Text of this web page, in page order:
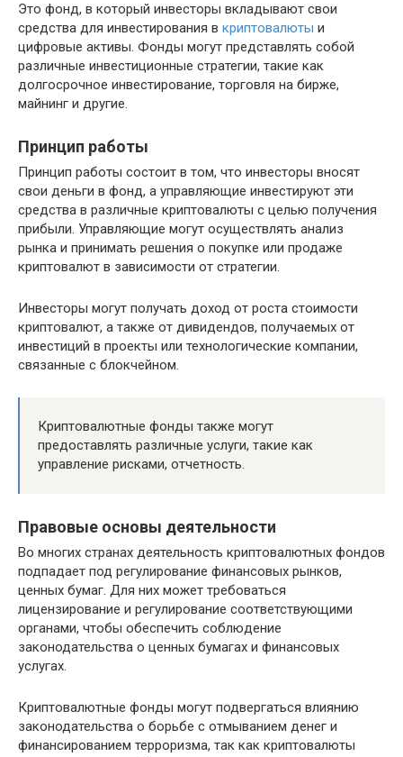
Это фонд, в который инвесторы вкладывают свои
средства для инвестирования в криптовалюты и
цифровые активы. Фонды могут представлять собой
различные инвестиционные стратегии, такие как
долгосрочное инвестирование, торговля на бирже,
майнинг и другие.
Принцип работы
Принцип работы состоит в том, что инвесторы вносят
свои деньги в фонд, а управляющие инвестируют эти
средства в различные криптовалюты с целью получения
прибыли. Управляющие могут осуществлять анализ
рынка и принимать решения о покупке или продаже
криптовалют в зависимости от стратегии.
Инвесторы могут получать доход от роста стоимости
криптовалют, а также от дивидендов, получаемых от
инвестиций в проекты или технологические компании,
связанные с блокчейном.
Криптовалютные фонды также могут
предоставлять различные услуги, такие как
управление рисками, отчетность.
Правовые основы деятельности
Во многих странах деятельность криптовалютных фондов
подпадает под регулирование финансовых рынков,
ценных бумаг. Для них может требоваться
лицензирование и регулирование соответствующими
органами, чтобы обеспечить соблюдение
законодательства о ценных бумагах и финансовых
услугах.
Криптовалютные фонды могут подвергаться влиянию
законодательства о борьбе с отмыванием денег и
финансированием терроризма, так как криптовалюты